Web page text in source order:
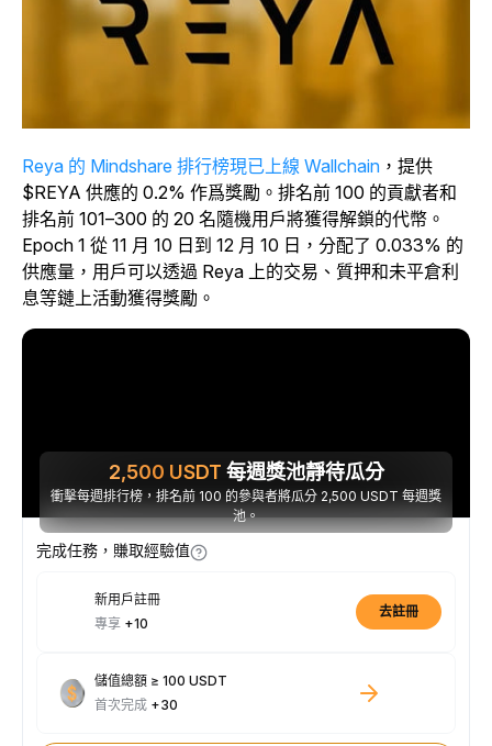
Reya 的 Mindshare 排行榜現已上線 Wallchain ，提供
$REYA 供應的 0.2% 作爲獎勵。排名前 100 的貢獻者和
排名前 101–300 的 20 名隨機用戶將獲得解鎖的代幣。
Epoch 1 從 11 月 10 日到 12 月 10 日，分配了 0.033% 的
供應量，用戶可以透過 Reya 上的交易、質押和未平倉利
息等鏈上活動獲得獎勵。
2,500 USDT 每週獎池靜待瓜分
衝擊每週排行榜，排名前 100 的參與者將瓜分 2,500 USDT 每週獎
池。
完成任務，賺取經驗值
新用戶註冊
專享 +10
去註冊
儲值總額 ≥ 100 USDT
首次完成 +30